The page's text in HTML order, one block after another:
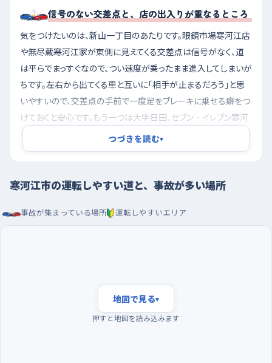
信号のない交差点と、店の出入りが重なるところ
気をつけたいのは、新山一丁目のあたりです。眼鏡市場寒河江店
や無尽蔵寒河江家が東側に見えてくる交差点は信号がなく、道
は平らでまっすぐなので、つい速度が乗ったまま進入してしまいが
ちです。左右から出てくる車と互いに「相手が止まるだろう」と思
いやすいので、交差点の手前で一度足をブレーキに乗せる癖をつ
けておくと安心です。もう一つは大字日田、セブン‐イレブン寒河
江日田店が東に見える交差点付近。信号はありますが、店に入る
車と出る車が信号の流れとは別のタイミングで動くため、青だか
号の色と、店の出入口の両方を交互に見ておきたい場所です。
朝の混む時間を外して、大きな駐車場で切り返しを
は週の後半に置くのも手です。駐車の練習には、フローラSAGAE
の駐車場のように区画がはっきりしていて通路の広いところが向
つづきを読む▾
寒河江市の運転しやすい道と、事故が多い場所
事故が集まっている場所 運転しやすいエリア
地図で見る▾
押すと地図を読み込みます